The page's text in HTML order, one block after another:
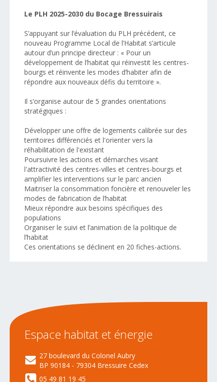
Le PLH 2025-2030 du Bocage Bressuirais
S’appuyant sur l’évaluation du PLH précédent, ce
nouveau Programme Local de l’Habitat s’articule
autour d’un principe directeur : « Pour un
développement de l’habitat qui réinvestit les centres-
bourgs et réinvente les modes d’habiter afin de
répondre aux nouveaux défis du territoire ».
Il s’organise autour de 5 grandes orientations
stratégiques :
Développer une offre de logements calibrée sur des
territoires différenciés et l'orienter vers la
réhabilitation de l'existant
Poursuivre les actions et démarches visant
l'attractivité des centres-villes et centres-bourgs et
amplifier les interventions sur le parc ancien
Maitriser la consommation foncière et renouveler les
modes de fabrication de l’habitat
Mieux répondre aux besoins spécifiques des
populations
Organiser le suivi et l’animation de la politique de
l’habitat
Ces orientations se déclinent en 20 fiches-actions.
Espace habitat et énergie
27 boulevard du Colonel Aubry
BP 90184 - 79304 Bressuire Cedex
05 49 81 19 45